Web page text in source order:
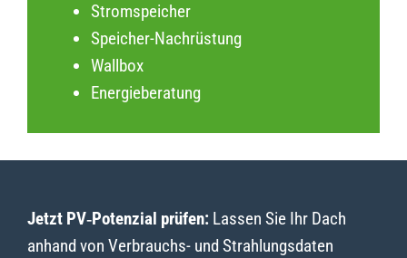
Stromspeicher
Speicher-Nachrüstung
Wallbox
Energieberatung
Jetzt PV‑Potenzial prüfen:Lassen Sie Ihr Dach
anhand von Verbrauchs- und Strahlungsdaten